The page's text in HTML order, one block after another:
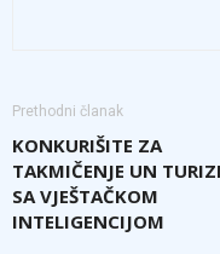
Prethodni članak
KONKURIŠITE ZA
TAKMIČENJE UN
SA VJEŠTAČKOM
INTELIGENCIJOM